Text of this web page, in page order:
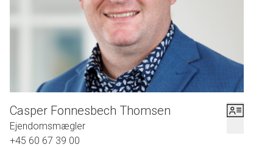
Casper Fonnesbech Thomsen
Ejendomsmægler
+45 60 67 39 00